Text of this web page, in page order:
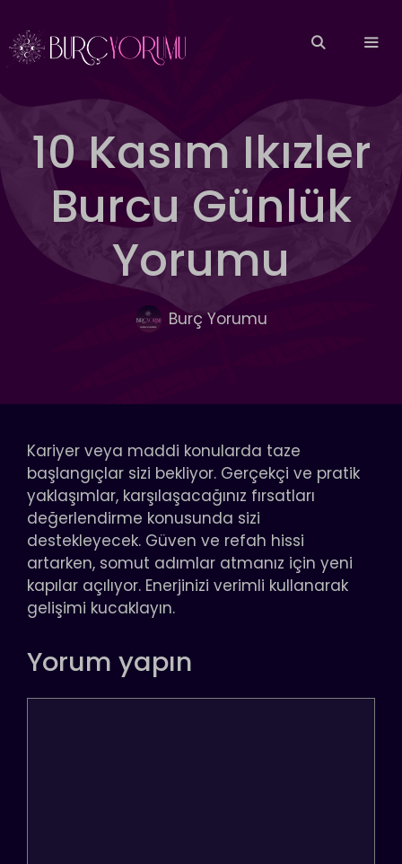
atla
10 Kasım Ikızler
Burcu Günlük
Yorumu
Burç Yorumu
Kariyer veya maddi konularda taze
başlangıçlar sizi bekliyor. Gerçekçi ve pratik
yaklaşımlar, karşılaşacağınız fırsatları
değerlendirme konusunda sizi
destekleyecek. Güven ve refah hissi
artarken, somut adımlar atmanız için yeni
kapılar açılıyor. Enerjinizi verimli kullanarak
gelişimi kucaklayın.
Yorum yapın